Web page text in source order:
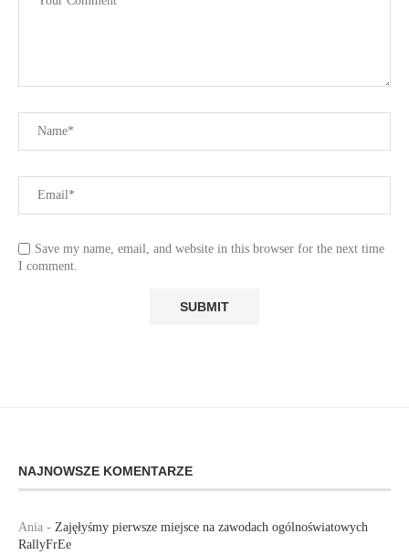
Save my name, email, and website in this browser for the next time
I comment.
NAJNOWSZE KOMENTARZE
Ania - Zajęłyśmy pierwsze miejsce na zawodach ogólnoświatowych
RallyFrEe